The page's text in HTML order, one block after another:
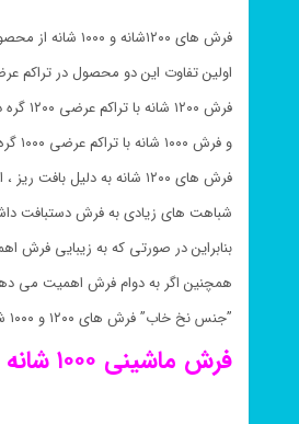
فرش های ۱۲۰۰شانه و ۱۰۰۰ شانه از محصولات محبوب و پر فروش در بازار فرش هستند.
اولین تفاوت این دو محصول در تراکم
فرش ۱۲۰۰ شانه با تراکم عرضی ۱۲۰۰ گره در عرض ، بافته می شود
و فرش ۱۰۰۰ شانه با تراکم عرضی ۱۰۰۰ گره در عرض ، تولید می شود
فرش های ۱۲۰۰ شانه به دلیل بافت ریز ، استفاده از نخ مرغوب و استفاده از ۱۲۰۰ گره در عرض آن ها موجب شده
شباهت های زیادی به فرش دستبافت
بنابراین در صورتی که به زیبایی فرش
همچنین اگر به دوام فرش اهمیت می دهید از فرش
”جنس نخ خاب” فرش های ۱۲۰۰ و ۱۰۰۰ شانه صددرصد اکریلیک هیت ست شده است.
فرش ماشینی ۱۰۰۰ شانه با کیفیت چیست ؟